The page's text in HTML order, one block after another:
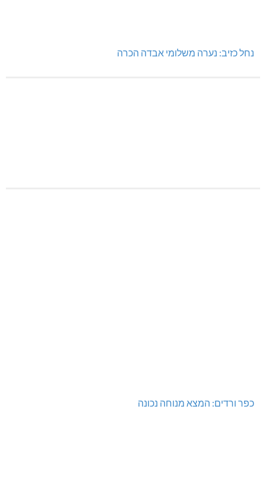
נחל כזיב: נערה משלומי אבדה הכרה
כפר ורדים: המצא מנוחה נכונה